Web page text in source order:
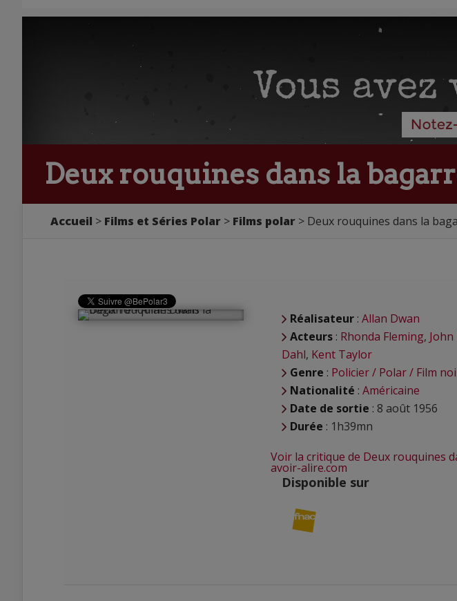
Deux rouquines dans la
Accueil Films et Séries Polar Films polar Deux rouquines dans la
Réalisateur : Allan Dwan
Acteurs : Rhonda Fleming, John
Dahl, Kent Taylor
Genre : Policier / Polar / Film
Nationalité : Américaine
Date de sortie : 8 août 1956
Durée : 1h39mn
Voir la critique de Deux rouquines
avoir-alire.com
Disponible sur